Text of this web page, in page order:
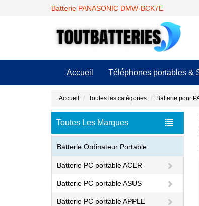
Batterie PANASONIC DMW-BCK7E
Accueil Téléphones portables &
Accueil Toutes les catégories Batterie pour
Toutes Les Marques
Batterie Ordinateur Portable
Batterie PC portable ACER
Batterie PC portable ASUS
Batterie PC portable APPLE